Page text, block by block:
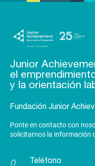
Junior
el
y la orientación
Fundación Junior
Ponte en contacto con
solicitarnos la información
Teléfono